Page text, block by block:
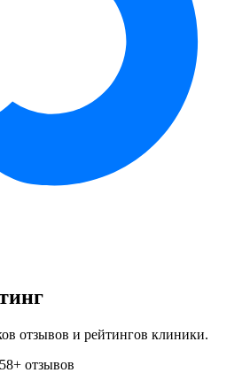
отзывов и рейтингов клиники.
+ отзывов